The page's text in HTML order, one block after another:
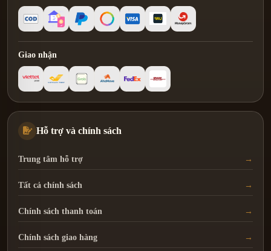
Giao nhận
Hỗ trợ và chính sách
Trung tâm hỗ trợ
Tất cả chính sách
Chính sách thanh toán
Chính sách giao hàng